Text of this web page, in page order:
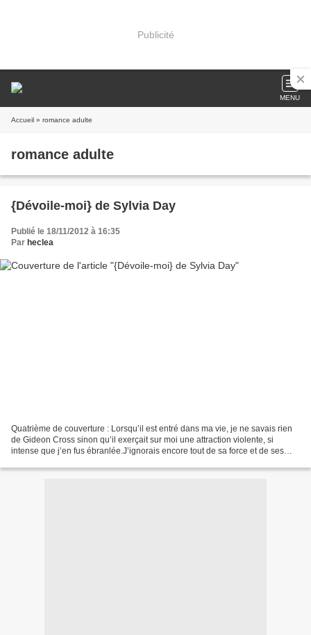
Publicité
MENU
Accueil » romance adulte
romance adulte
{Dévoile-moi} de Sylvia Day
Publié le 18/11/2012 à 16:35
Par heclea
Quatrième de couverture : Lorsqu’il est entré dans ma vie, je ne savais rien
de Gideon Cross sinon qu’il exerçait sur moi une attraction violente, si
intense que j’en fus ébranlée.J’ignorais encore tout de sa force et de ses